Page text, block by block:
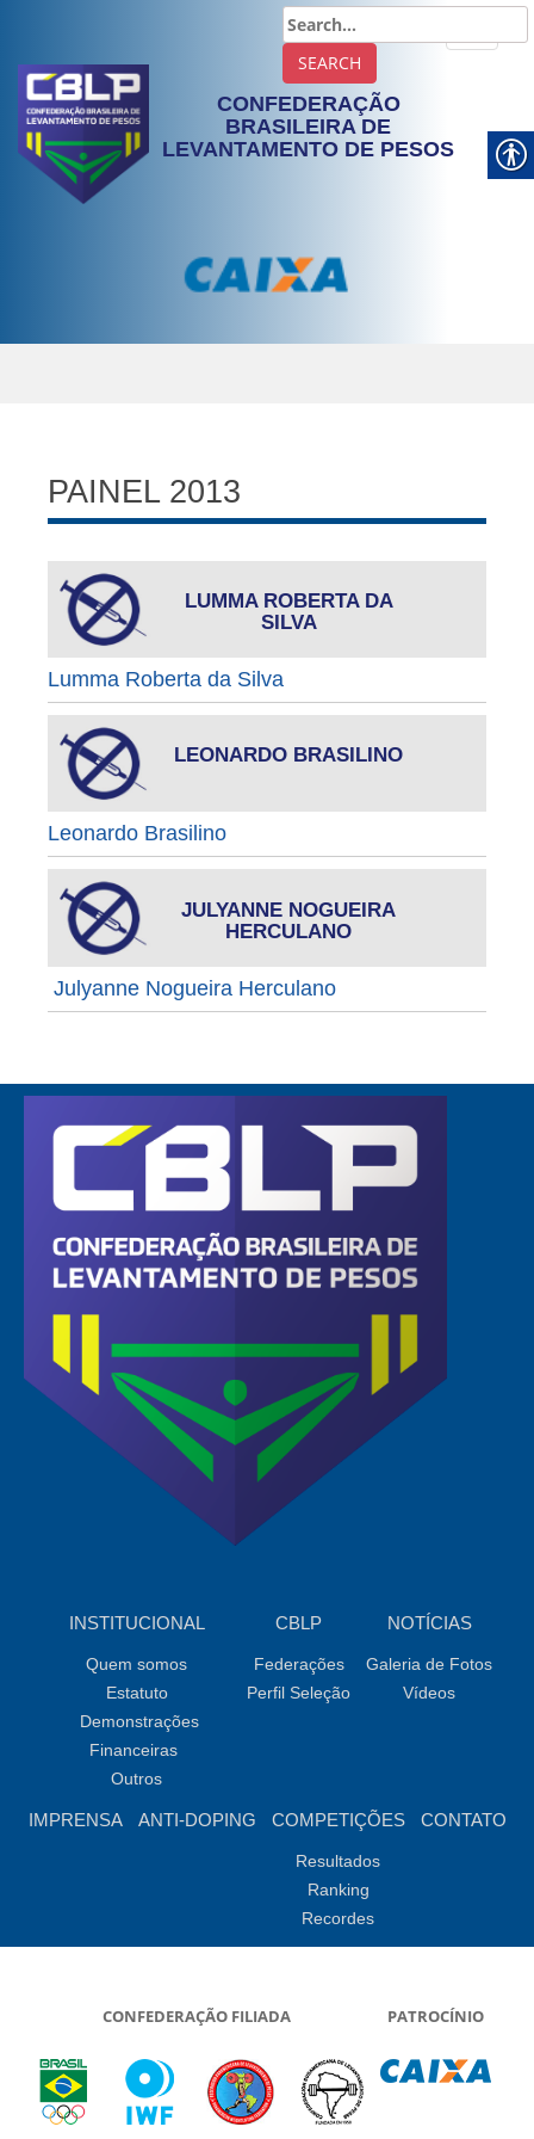
CONFEDERAÇÃO
BRASILEIRA DE
LEVANTAMENTO DE PESOS
PAINEL 2013
LUMMA ROBERTA DA
SILVA
Lumma Roberta da Silva
LEONARDO BRASILINO
Leonardo Brasilino
JULYANNE NOGUEIRA
HERCULANO
Julyanne Nogueira Herculano
INSTITUCIONAL
Quem somos
Estatuto
Demonstrações
Financeiras
Outros
CBLP
Federações
Perfil Seleção
NOTÍCIAS
Galeria de Fotos
Vídeos
IMPRENSA ANTI-DOPING COMPETIÇÕES
Resultados
Ranking
Recordes
CONTATO
CONFEDERAÇÃO FILIADA PATROCÍNIO